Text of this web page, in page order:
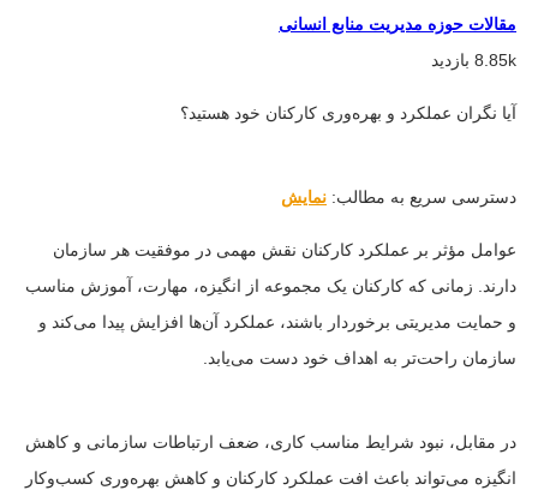
مقالات حوزه مدیریت منابع انسانی
8.85k بازدید
آیا نگران عملکرد و بهره‌وری کارکنان خود هستید؟
دسترسی سریع به مطالب: نمایش
عوامل مؤثر بر عملکرد کارکنان نقش مهمی در موفقیت هر سازمان
دارند. زمانی که کارکنان یک مجموعه از انگیزه، مهارت، آموزش مناسب
و حمایت مدیریتی برخوردار باشند، عملکرد آن‌ها افزایش پیدا می‌کند و
سازمان راحت‌تر به اهداف خود دست می‌یابد.
در مقابل، نبود شرایط مناسب کاری، ضعف ارتباطات سازمانی و کاهش
انگیزه می‌تواند باعث افت عملکرد کارکنان و کاهش بهره‌وری کسب‌وکار